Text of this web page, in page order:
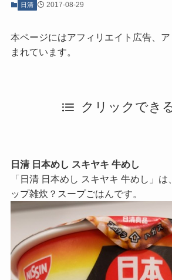
日清 2017-08-29
本ページにはアフィリエイト広告、
まれています。
クリックでき
日清 日本めし スキヤキ 牛めし
「日清 日本めし スキヤキ 牛めし」
ップ雑炊？スープごはんです。